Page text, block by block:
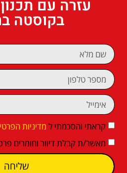
עזרה עם
בקוסטה
קראתי והסכמתי ל מדיניות
מאשר/ת קבלת דיוור וחומרים
שליחה